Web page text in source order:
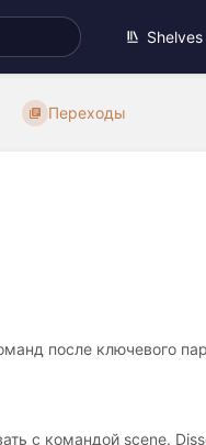
Shelves
Переходы
после ключевого
с командой scene.